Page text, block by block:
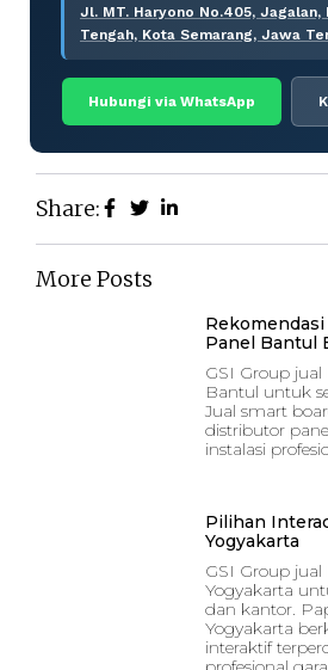
Jl. MT. Haryono No.405, Jagalan,
Tengah, Kota Semarang, Jawa
Hubungi via WhatsApp
Share:
More Posts
Panel Bantul
GSI Group jual
Bantul untuk
Jual smart
distributor
instalasi
Pilihan
Yogyakarta
GSI Group jual
Yogyakarta
dan kantor.
Yogyakarta
interaktif